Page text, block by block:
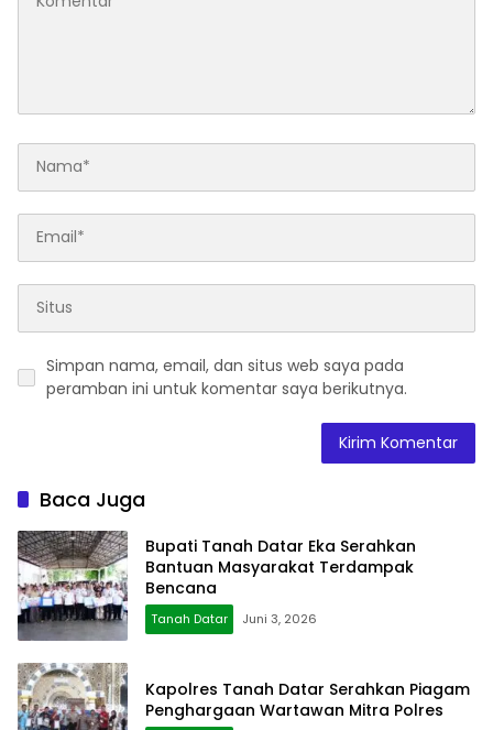
Simpan nama, email, dan situs web saya pada
peramban ini untuk komentar saya berikutnya.
Baca Juga
Bupati Tanah Datar Eka Serahkan
Bantuan Masyarakat Terdampak
Bencana
Tanah Datar Juni 3, 2026
Kapolres Tanah Datar Serahkan Piagam
Penghargaan Wartawan Mitra Polres